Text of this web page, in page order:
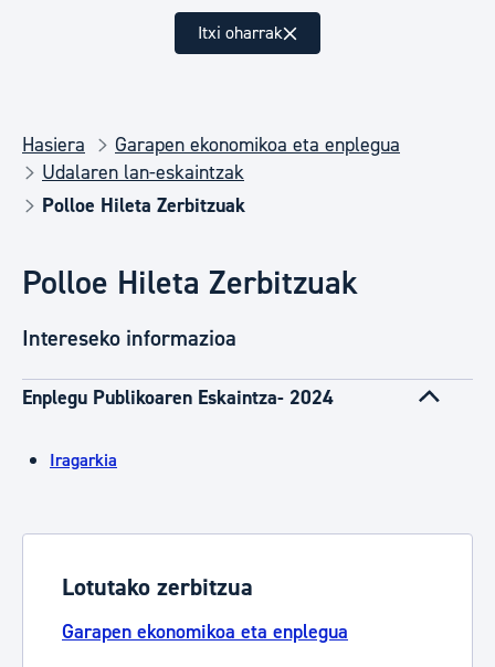
Itxi oharrak
Hasiera
Garapen ekonomikoa eta enplegua
Udalaren lan-eskaintzak
Polloe Hileta Zerbitzuak
Polloe Hileta Zerbitzuak
Intereseko informazioa
Enplegu Publikoaren Eskaintza- 2024
Iragarkia
Lotutako zerbitzua
Garapen ekonomikoa eta enplegua